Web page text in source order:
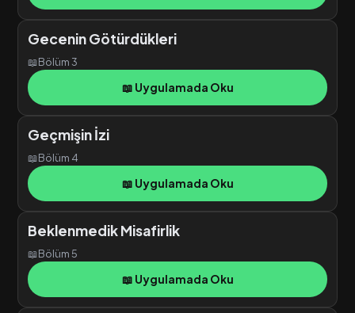
Gecenin Götürdükleri
📖Bölüm 3
📖 Uygulamada Oku
Geçmişin İzi
📖Bölüm 4
📖 Uygulamada Oku
Beklenmedik Misafirlik
📖Bölüm 5
📖 Uygulamada Oku